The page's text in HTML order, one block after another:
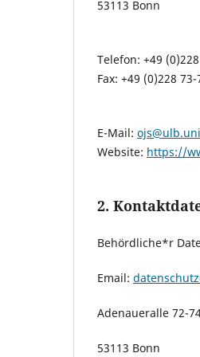
53113 Bonn
Telefon: +49
Fax: +49 (0)228 73-
E-Mail:
Website: https://
2.
Behördliche*r
Email:
Adenaueralle 72-
53113 Bonn